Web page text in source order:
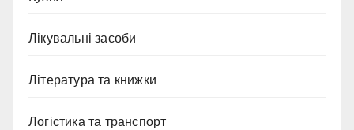
Лікувальні засоби
Література та книжки
Логістика та транспорт